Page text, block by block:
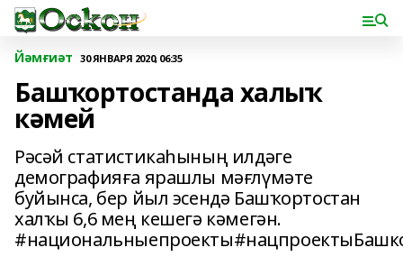
Йәмғиәт 30 ЯНВАРЯ 2020, 06:35
Башҡортостанда халыҡ
кәмей
Рәсәй статистикаһының илдәге
демографияға ярашлы мәғлүмәте
буйынса, бер йыл эсендә Башҡортостан
халҡы 6,6 мең кешегә кәмегән.